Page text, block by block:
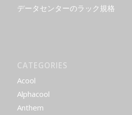
データセンターのラック規格
CATEGORIES
Acool
Alphacool
Anthem